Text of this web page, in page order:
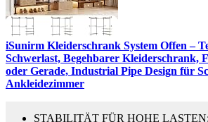
iSunirm Kleiderschrank System Offen –
Schwerlast, Begehbarer Kleiderschrank,
oder Gerade, Industrial Pipe Design für
Ankleidezimmer
STABILITÄT FÜR HOHE LASTEN: